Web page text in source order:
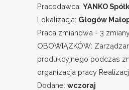
Pracodawca: YANKO
Lokalizacja: Głogów
Praca zmianowa - 3
OBOWIĄZKÓW:
produkcyjnego podczas
organizacja pracy
Dodane: wczoraj